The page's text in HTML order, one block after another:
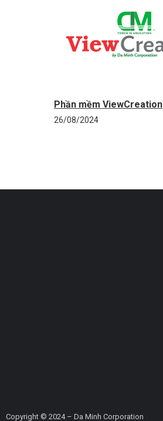
Phần mềm ViewCreation
26/08/2024
Copyright © 2024 – Da Minh Corporation